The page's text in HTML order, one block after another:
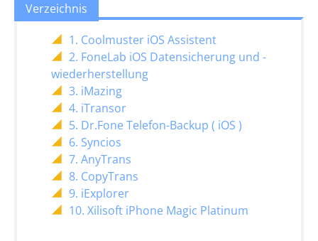
Verzeichnis
1. Coolmuster iOS Assistent
2. FoneLab iOS Datensicherung und -
wiederherstellung
3. iMazing
4. iTransor
5. Dr.Fone Telefon-Backup ( iOS )
6. Syncios
7. AnyTrans
8. CopyTrans
9. iExplorer
10. Xilisoft iPhone Magic Platinum